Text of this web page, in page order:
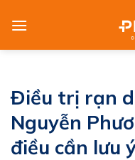
Điều trị rạn
Nguyễn
điều cần lưu